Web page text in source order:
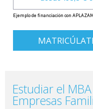
Estudiar el
Empresas